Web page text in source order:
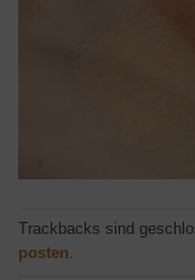
Trackbacks sind
posten.